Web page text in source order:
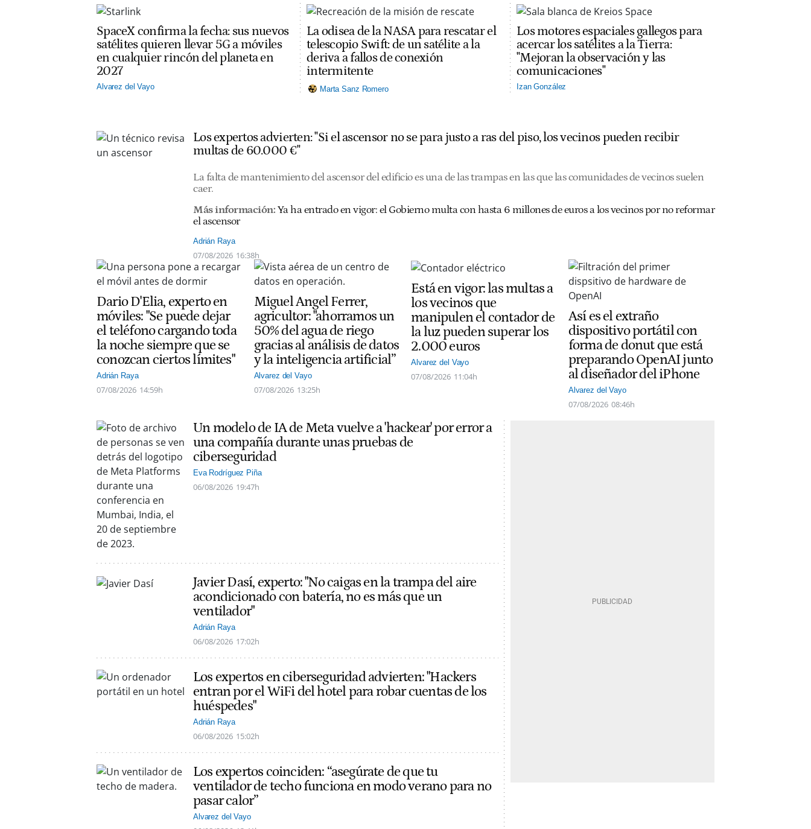
SpaceX confirma la fecha: sus nuevos
satélites quieren llevar 5G a móviles
en cualquier rincón del planeta en
2027
Alvarez del Vayo
La odisea de la NASA para rescatar el
telescopio Swift: de un satélite a la
deriva a fallos de conexión
intermitente
Marta Sanz Romero
Los motores espaciales gallegos para
acercar los satélites a la Tierra:
"Mejoran la observación y las
comunicaciones"
Izan González
Los expertos advierten: "Si el ascensor no se para justo a ras del piso, los vecinos pueden recibir
multas de 60.000 €"
La falta de mantenimiento del ascensor del edificio es una de las trampas en las que las comunidades de vecinos suelen
caer.
Más información: Ya ha entrado en vigor: el Gobierno multa con hasta 6 millones de euros a los vecinos por no reformar
el ascensor
Adrián Raya
07/08/2026 16:38h
Dario D'Elia, experto en
móviles: "Se puede dejar
el teléfono cargando toda
la noche siempre que se
conozcan ciertos límites"
Adrián Raya
07/08/2026 14:59h
Miguel Angel Ferrer,
agricultor: "ahorramos un
50% del agua de riego
gracias al análisis de datos
y la inteligencia artificial”
Alvarez del Vayo
07/08/2026 13:25h
Está en vigor: las multas a
los vecinos que
manipulen el contador de
la luz pueden superar los
2.000 euros
Alvarez del Vayo
07/08/2026 11:04h
Así es el extraño
dispositivo portátil con
forma de donut que está
preparando OpenAI junto
al diseñador del iPhone
Alvarez del Vayo
07/08/2026 08:46h
Un modelo de IA de Meta vuelve a 'hackear' por error a
una compañía durante unas pruebas de
ciberseguridad
Eva Rodríguez Piña
06/08/2026 19:47h
Javier Dasí, experto: "No caigas en la trampa del aire
acondicionado con batería, no es más que un
ventilador"
Adrián Raya
06/08/2026 17:02h
Los expertos en ciberseguridad advierten: "Hackers
entran por el WiFi del hotel para robar cuentas de los
huéspedes"
Adrián Raya
06/08/2026 15:02h
Los expertos coinciden: “asegúrate de que tu
ventilador de techo funciona en modo verano para no
pasar calor”
Alvarez del Vayo